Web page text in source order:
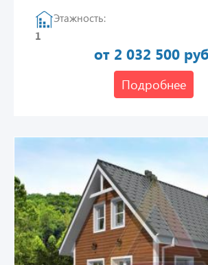
Этажность:
1
от 2 032 500
Подробнее